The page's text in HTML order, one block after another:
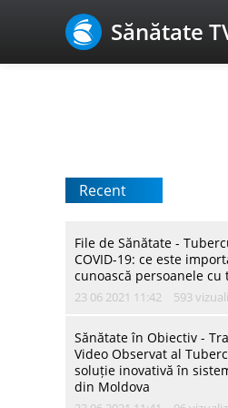
Sănătate
Recent
File de Sănătate -
COVID-19: ce este
cunoască persoanele cu
23 06 2021 11:42 593
Sănătate în Obiectiv -
Video Observat al
soluție inovativă în
din Moldova